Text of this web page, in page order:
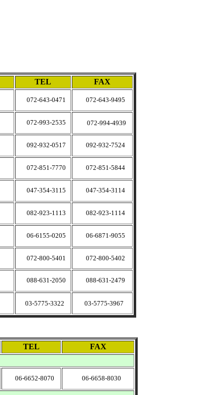
TEL
FAX
072-643-0471 072-643-9495
072-993-2535 072-994-4939
092-932-0517 092-932-7524
072-851-7770 072-851-5844
047-354-3115 047-354-3114
082-923-1113 082-923-1114
06-6155-0205 06-6871-9055
072-800-5401 072-800-5402
088-631-2050 088-631-2479
03-5775-3322 03-5775-3967
TEL
FAX
06-6652-8070 06-6658-8030